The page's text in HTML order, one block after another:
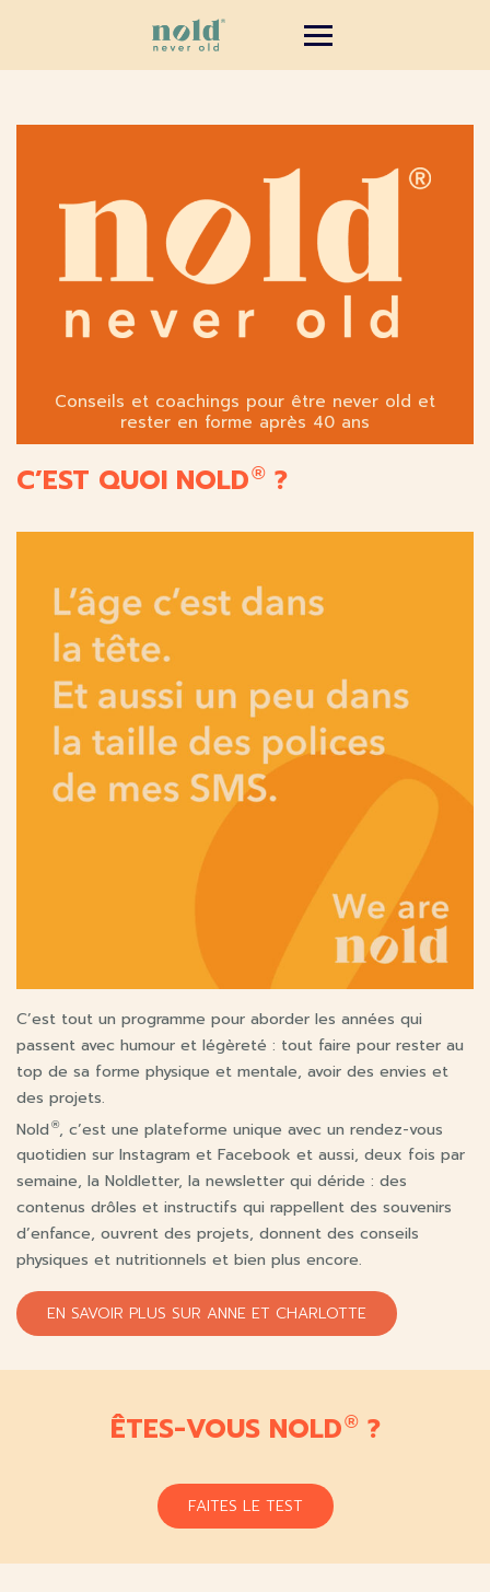
Conseils et coachings pour être never old et
rester en forme après 40 ans
C’EST QUOI NOLD® ?
C’est tout un programme pour aborder les années qui
passent avec humour et légèreté : tout faire pour rester au
top de sa forme physique et mentale, avoir des envies et
des projets.
Nold ®, c’est une plateforme unique avec un rendez-vous
quotidien sur Instagram et Facebook et aussi, deux fois par
semaine, la Noldletter, la newsletter qui déride : des
contenus drôles et instructifs qui rappellent des souvenirs
d’enfance, ouvrent des projets, donnent des conseils
physiques et nutritionnels et bien plus encore.
EN SAVOIR PLUS SUR ANNE ET CHARLOTTE
ÊTES-VOUS NOLD®?
FAITES LE TEST